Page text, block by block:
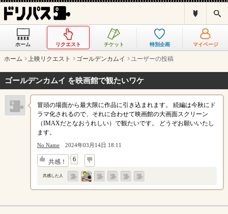
ス
ホーム リクエスト チケット 特別企画 マイページ
ホーム 上映リクエスト ゴールデンカムイ ユーザーの投稿
ゴールデンカムイ を映画館で観たいワケ
冒頭の場面から最大限に作品に引き込まれます。 続編は今秋にド
ラマ化されるので、それに合わせて映画館の大画面スクリーン
（IMAXだとなおうれしい）で観たいです。 どうぞお願いいたし
ます。
No Name 2024年03月14日 18:11
共感！ 6
↓
共感した人